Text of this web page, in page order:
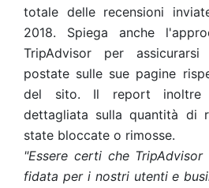
totale delle recensioni
2018. Spiega anche
TripAdvisor per
postate sulle sue pagine
del sito. Il report inoltre
dettagliata sulla quantità di
state bloccate o rimosse.
"Essere certi che
fidata per i nostri utenti e